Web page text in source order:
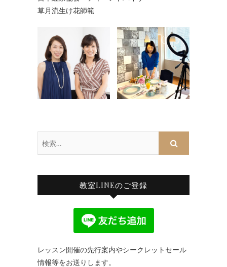
草月流生け花師範
教室LINEのご登録
レッスン開催の先行案内やシークレットセール
情報等をお送りします。